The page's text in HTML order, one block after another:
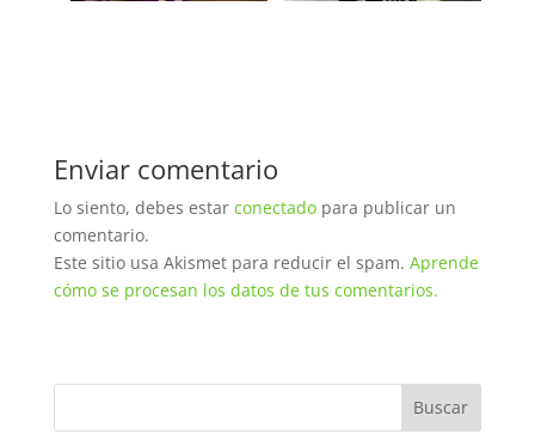
Enviar comentario
Lo siento, debes estar conectadopara publicar un
comentario.
Este sitio usa Akismet para reducir el spam. Aprende
cómo se procesan los datos de tus comentarios.